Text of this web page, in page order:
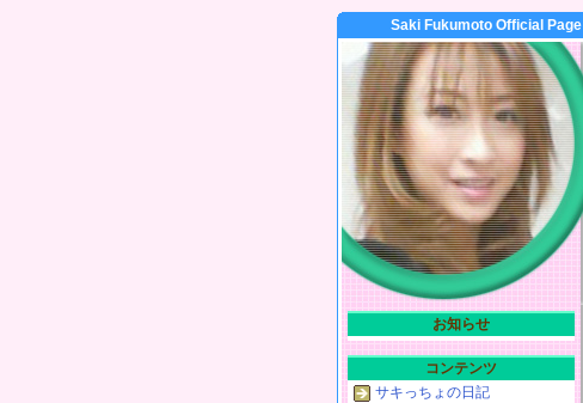
Saki Fukumoto Official Page
お知らせ
コンテンツ
サキっちょの日記